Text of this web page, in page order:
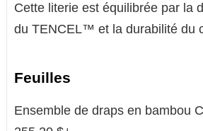
Cette literie est équilibrée par la
du TENCEL™ et la durabilité du
Feuilles
Ensemble de draps en bambou